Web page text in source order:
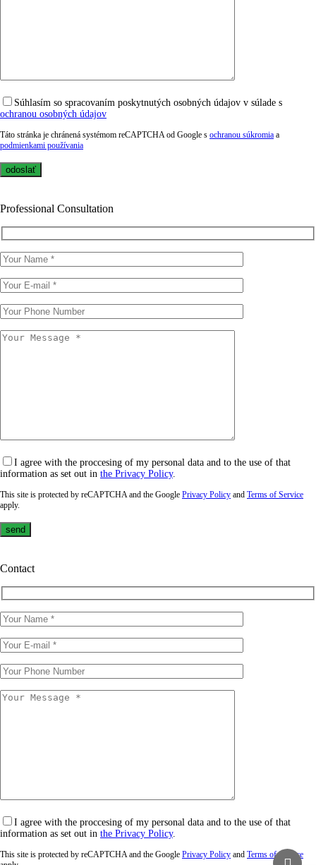
Súhlasím so spracovaním poskytnutých osobných údajov v súlade s
ochranou osobných údajov
Táto stránka je chránená systémom reCAPTCHA od Google s ochranou súkromia a
podmienkami používania
Professional Consultation
I agree with the proccesing of my personal data and to the use of that
information as set out in the Privacy Policy.
This site is protected by reCAPTCHA and the Google Privacy Policy and Terms of Service
apply.
Contact
I agree with the proccesing of my personal data and to the use of that
information as set out in the Privacy Policy.
This site is protected by reCAPTCHA and the Google Privacy Policy and Terms of Service